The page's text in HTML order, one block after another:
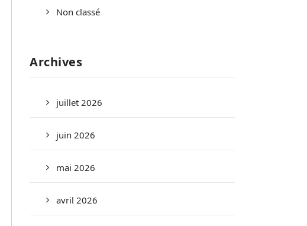
Non classé
Archives
juillet 2026
juin 2026
mai 2026
avril 2026